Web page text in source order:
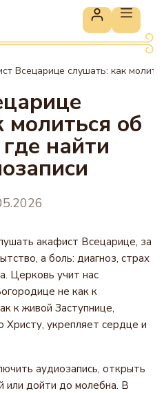
Всецарице слушать: как
молиться об
найти
акафист Всецарице, за
а боль: диагноз, страх
Церковь учит нас
не как к
к живой Заступнице,
Христу, укрепляет сердце и
аудиозапись, открыть
или дойти до молебна. В